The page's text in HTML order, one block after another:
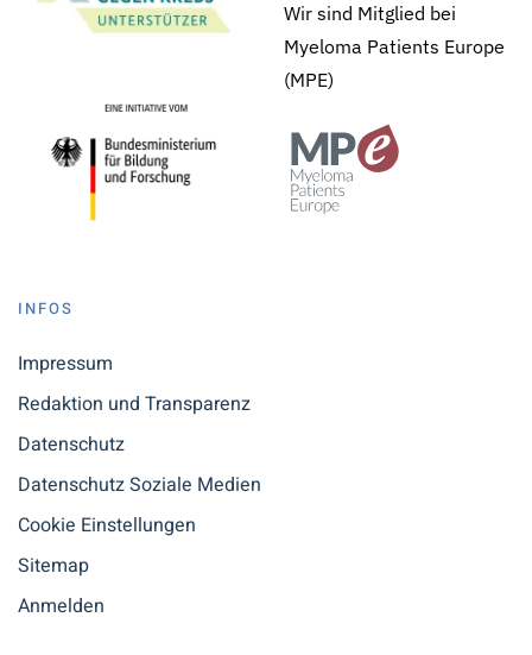
Wir sind Mitglied bei
Myeloma Patients Europe
(MPE)
INFOS
Impressum
Redaktion und Transparenz
Datenschutz
Datenschutz Soziale Medien
Cookie Einstellungen
Sitemap
Anmelden